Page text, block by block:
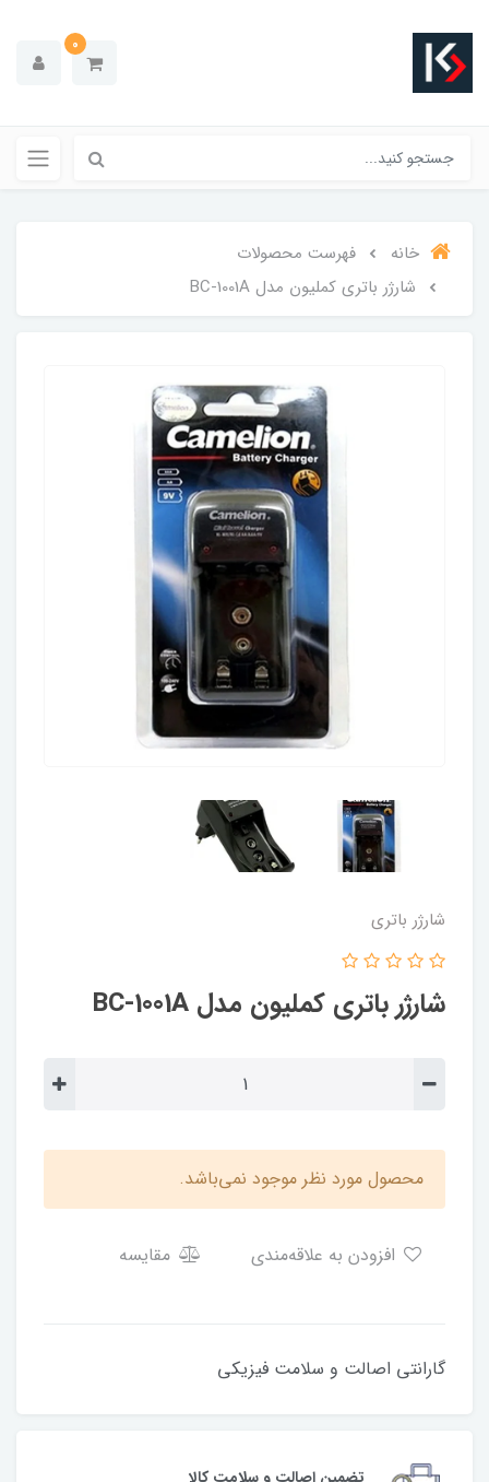
0
خانه
فهرست محصولات
شارژر باتری کملیون مدل BC-1001A
شارژر باتری
شارژر باتری کملیون مدل BC-1001A
محصول مورد نظر موجود نمی‌باشد.
مقایسه
گارانتی اصالت و سلامت فیزیکی